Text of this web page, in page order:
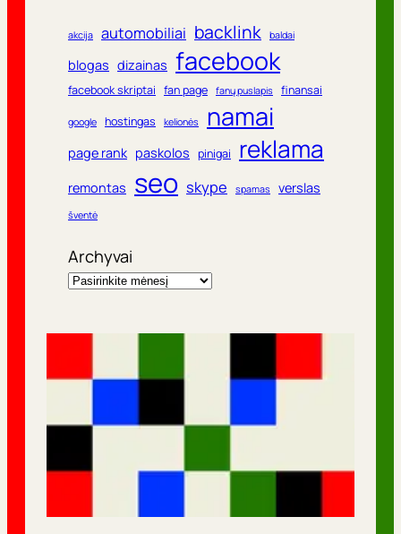
akcija automobiliai backlink baldai
blogas dizainas facebook
facebook skriptai fan page fanų puslapis finansai
google hostingas kelionės namai
page rank paskolos pinigai reklama
remontas seo skype spamas verslas
šventė
Archyvai